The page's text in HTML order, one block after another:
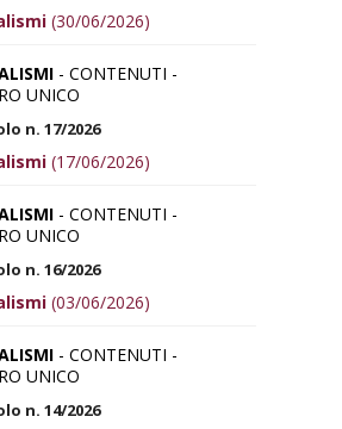
(30/06/2026)
- CONTENUTI -
UNICO
n. 17/2026
(17/06/2026)
- CONTENUTI -
UNICO
n. 16/2026
(03/06/2026)
- CONTENUTI -
UNICO
n. 14/2026